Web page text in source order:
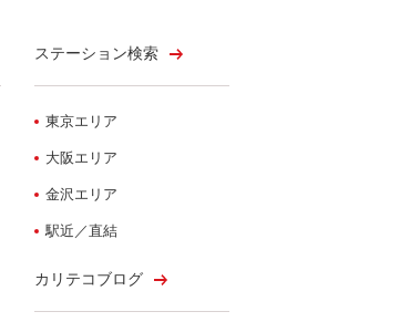
ステーション検索
東京エリア
大阪エリア
金沢エリア
駅近／直結
カリテコブログ